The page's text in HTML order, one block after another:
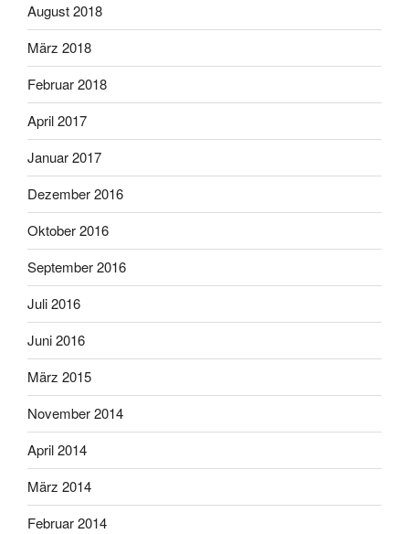
August 2018
März 2018
Februar 2018
April 2017
Januar 2017
Dezember 2016
Oktober 2016
September 2016
Juli 2016
Juni 2016
März 2015
November 2014
April 2014
März 2014
Februar 2014